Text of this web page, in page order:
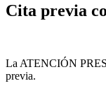
Cita previa
La ATENCIÓN
previa.